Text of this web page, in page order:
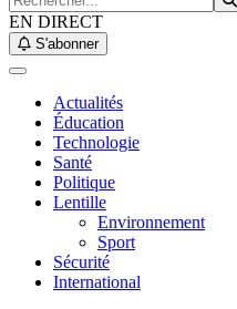
EN DIRECT
S'abonner
Actualités
Éducation
Technologie
Santé
Politique
Lentille
Environnement
Sport
Sécurité
International